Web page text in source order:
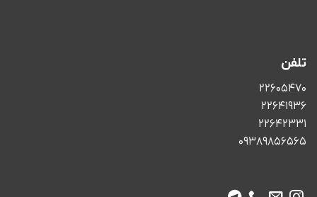
تلفن
22605470
22641936
22642331
09389856565